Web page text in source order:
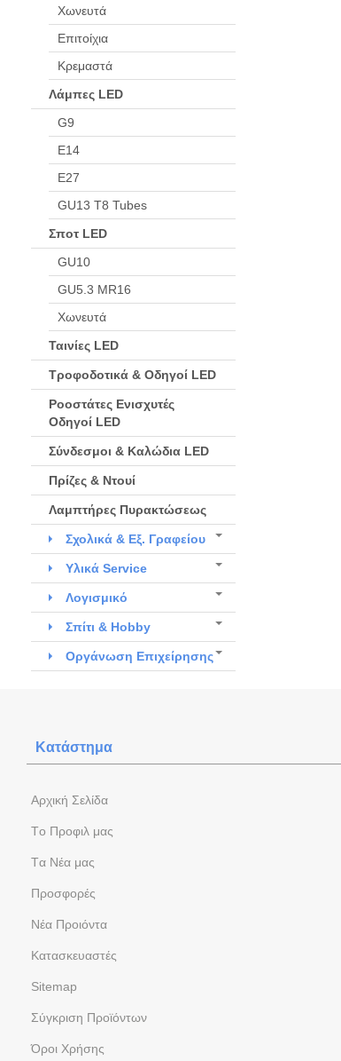
Χωνευτά
Επιτοίχια
Κρεμαστά
Λάμπες LED
G9
Ε14
Ε27
GU13 T8 Tubes
Σποτ LED
GU10
GU5.3 MR16
Χωνευτά
Ταινίες LED
Τροφοδοτικά & Οδηγοί LED
Ροοστάτες Ενισχυτές
Οδηγοί LED
Σύνδεσμοι & Καλώδια LED
Πρίζες & Ντουί
Λαμπτήρες Πυρακτώσεως
Σχολικά & Εξ. Γραφείου
Υλικά Service
Λογισμικό
Σπίτι & Hobby
Οργάνωση Επιχείρησης
Κατάστημα
Aρχική Σελίδα
Tο Προφιλ μας
Tα Νέα μας
Προσφορές
Νέα Προιόντα
Kατασκευαστές
Sitemap
Σύγκριση Προϊόντων
Όροι Χρήσης